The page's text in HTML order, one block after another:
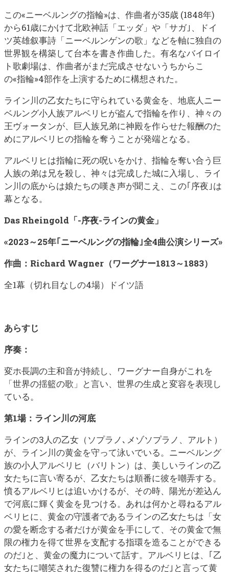
この«ニーベルングの指輪»は、作曲者が35歳 (1848年)
から61歳にかけて北欧神話「エッダ」や「サガ｣、ドイ
ツ英雄叙事詩「ニーベルンゲンの歌」などを軸に独自の
世界観を構築して台本を書き作曲した。有名なバイロイ
ト歌劇場は、作曲者がまだ完成させないうちからこ
の«指輪»4部作を上演するために構想された。
ライン川の乙女たちに守られている黄金を、地底人ニー
ベルング小人族アルベリヒが盗んで指輪を作り、神々の
王ヴォータンが、巨人族兄弟に神殿を作らせた報酬のた
めにアルベリヒの指輪を奪うことが発端となる。
アルベリヒは指輪に死の呪いをかけ、指輪を奪い合う巨
人族の弟は兄を殺し、神々は完成した城に入場し、ライ
ン川の底からは娘たちの嘆き声が聞こえ、この｢序夜｣は
幕となる。
Das Rheingold「-序夜-ラインの黄金」
«2023～25年｢ニーベルングの指輪｣全4曲公演シリーズ»
作曲：Richard Wagner（ワーグナー1813～1883）
全1幕（切れ目なしの4場）ドイツ語
あらすじ
序奏：
変ホ長調の主和音が持続し、ワーグナー自身がこれを
「世界の揺籃の歌」と言い、世界の生成と変容を表現し
ている。
第1場：ライン川の河底
ラインの3人の乙女（ソプラノ､メゾソプラノ、アルト）
が、ライン川の黄金を守って泳いでいる。ニーベルング
族の小人アルベリヒ（バリトン）は、美しいラインの乙
女たちに言い寄るが、乙女たちは順番に彼を嘲弄する。
憤るアルベリヒは追いかけるが、その時、陽光が差込ん
で河底に輝く黄金を見つける。あれは何かと尋ねるアル
ベリヒに、黄金の守護者であるラインの乙女たちは「女
の愛を断念する者だけが黄金を手にして、その黄金で無
限の権力を得て世界を支配する指環を造ることができる
のだ｣と、黄金の魔力について話す。アルベリヒは、｢乙
女たちに嘲笑された復讐に権力を得るのだ｣と言って黄